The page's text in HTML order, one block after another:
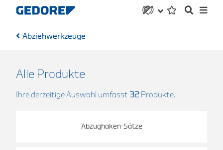
Abziehwerkzeuge
Alle Produkte
Ihre derzeitige Auswahl umfasst 32 Produkte.
Abzughaken-Sätze